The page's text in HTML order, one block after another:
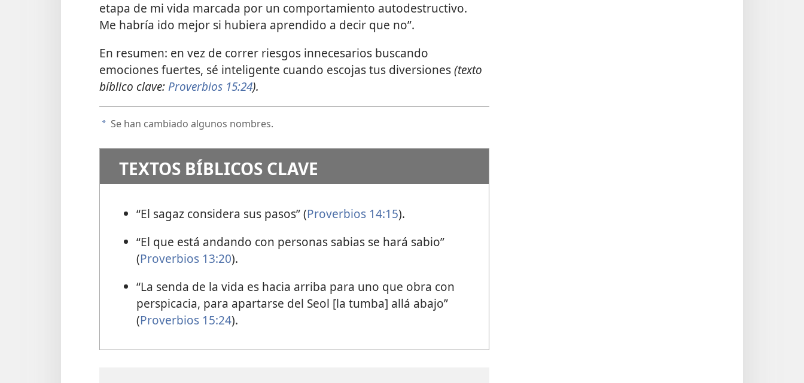
etapa de mi vida marcada por un comportamiento autodestructivo.
Me habría ido mejor si hubiera aprendido a decir que no”.
En resumen: en vez de correr riesgos innecesarios buscando
emociones fuertes, sé inteligente cuando escojas tus diversiones(texto
bíblico clave: Proverbios 15:24).
a Se han cambiado algunos nombres.
TEXTOS BÍBLICOS CLAVE
“El sagaz considera sus pasos” (Proverbios 14:15).
“El que está andando con personas sabias se hará sabio”
(Proverbios 13:20).
“La senda de la vida es hacia arriba para uno que obra con
perspicacia, para apartarse del Seol [la tumba] allá abajo”
(Proverbios 15:24).